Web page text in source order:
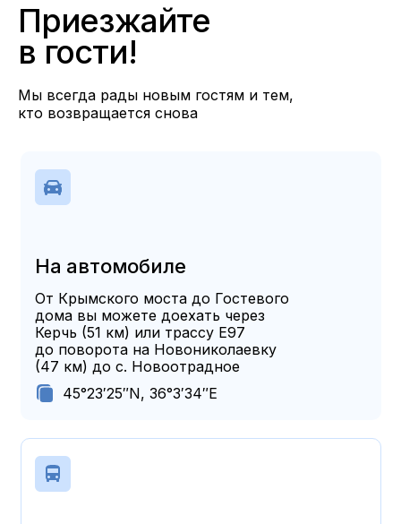
Мы всегда рады новым гостям и тем,
кто возвращается снова
Приезжайте
в гости!
45°23′25″N, 36°3′34″E
От Крымского моста до Гостевого
дома вы можете доехать через
Керчь (51 км) или трассу Е97
до поворота на Новониколаевку
(47 км) до с. Новоотрадное
На автомобиле